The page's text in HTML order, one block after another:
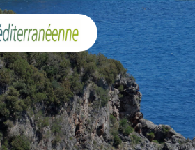
cookies